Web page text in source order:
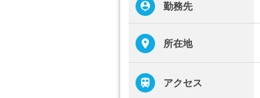
勤務先
所在地
アクセス